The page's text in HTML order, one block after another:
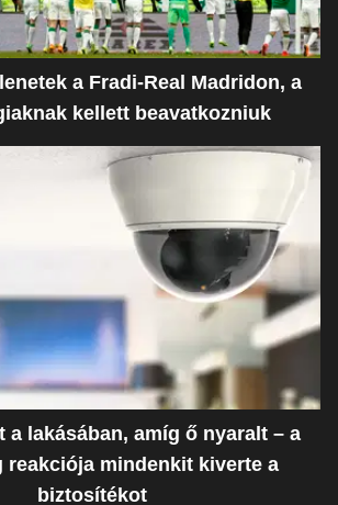
a Fradi-Real Madridon, a
kellett beavatkozniuk
a lakásában, amíg ő nyaralt – a
reakciója mindenkit kiverte a
biztosítékot